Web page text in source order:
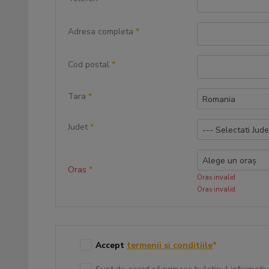
Adresa completa *
Cod postal *
Tara * Romania
Judet * --- Selectati
Oras *
Alege un oraș
Oras invalid
Oras invalid
Accept termenii si conditiile*